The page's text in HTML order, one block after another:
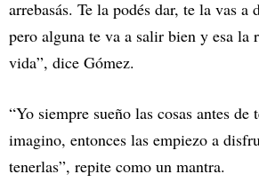
arrebasás. Te la podés dar, te la vas a
pero alguna te va a salir bien y esa la
vida”, dice Gómez.
“Yo siempre sueño las cosas antes de
imagino, entonces las empiezo a
tenerlas”, repite como un mantra.